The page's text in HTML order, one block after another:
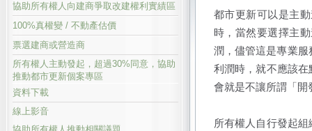
協助所有權人向建商爭取改建權利實績區
100%真權變 / 不動產估價
票選建商或營造商
所有權人主動發起，超過30%同意，協助
推動都市更新個案專區
資料下載
線上影音
都市更新可以是主
時，當然要選擇主
潤，儘管這是專業服
利潤時，就不應該
會就是不讓所謂「開
所有權人自行發起